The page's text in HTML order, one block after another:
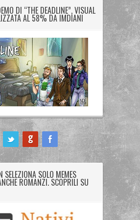
DI “THE DEADLINE”, VISUAL
AL 58% DA IMDIANI
SELEZIONA SOLO MEMES
ROMANZI. SCOPRILI SU